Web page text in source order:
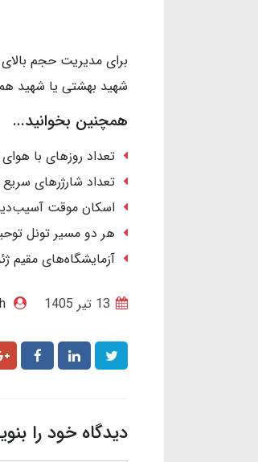
برای مدیریت حجم
شهید بهشتی یا شهید
همچنین بخوانید...
تعداد روزهای با هوای پاک تهران
تعداد شارژرهای سریع ناوگان
اسکان موقت آسیب‌دیدگان جنگ با ودیعه
هر دو مسیر تونل
آزمایشگاه‌های
دیدگاه خود را